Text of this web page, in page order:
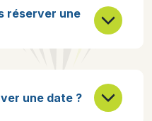
réserver une
une date ?